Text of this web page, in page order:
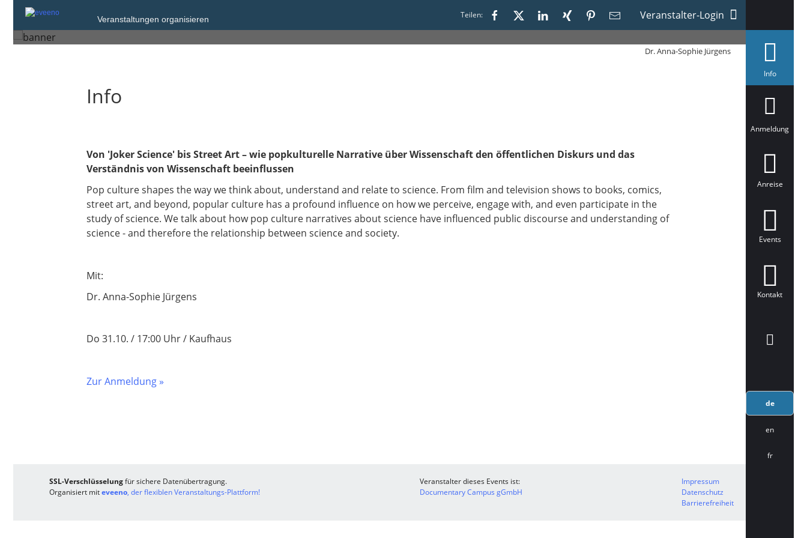
Veranstaltungen organisieren Teilen: Veranstalter-Login
Halle (Saale)
Dr. Anna-Sophie Jürgens
Infoa
ä
t
Anmeldung
Anreise
Events
Kontakt
de
en
fr
Info
Von 'Joker Science' bis Street Art – wie popkulturelle Narrative über Wissenschaft den öffentlichen Diskurs und das
Verständnis von Wissenschaft beeinflussen
Pop culture shapes the way we think about, understand and relate to science. From film and television shows to books, comics,
street art, and beyond, popular culture has a profound influence on how we perceive, engage with, and even participate in the
study of science. We talk about how pop culture narratives about science have influenced public discourse and understanding of
science - and therefore the relationship between science and society.
Mit:
Dr. Anna-Sophie Jürgens
Do 31.10. / 17:00 Uhr / Kaufhaus
Zur Anmeldung »
SSL-Verschlüsselungfür sichere Datenübertragung.
Organisiert miteveeno, der flexiblen Veranstaltungs-Plattform!
Veranstalter dieses Events ist:
Documentary Campus gGmbH
Impressum
Datenschutz
Barrierefreiheit